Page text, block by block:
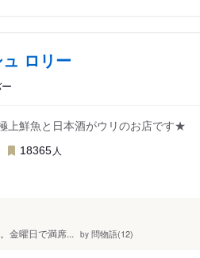
ロリー
鮮魚と日本酒がウリのお店です★
18365 人
金曜日で満席... by 問物語(12)